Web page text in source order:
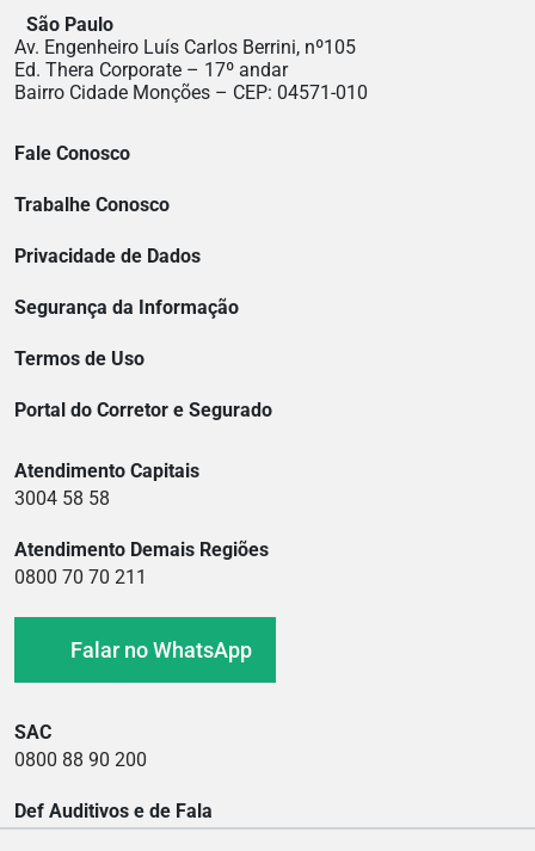
São Paulo
Av. Engenheiro Luís Carlos Berrini, nº105
Ed. Thera Corporate – 17º andar
Bairro Cidade Monções – CEP: 04571-010
Fale Conosco
Trabalhe Conosco
Privacidade de Dados
Segurança da Informação
Termos de Uso
Portal do Corretor e Segurado
Atendimento Capitais
3004 58 58
Atendimento Demais Regiões
0800 70 70 211
Falar no WhatsApp
SAC
0800 88 90 200
Def Auditivos e de Fala